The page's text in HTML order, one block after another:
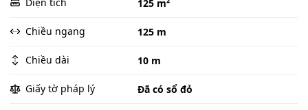
125 m²
Chiều ngang 125 m
Chiều dài 10 m
Giấy tờ pháp lý Đã có sổ đỏ